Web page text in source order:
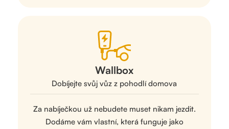
Wallbox
Dobíjejte svůj vůz z pohodlí domova
Za nabíječkou už nebudete muset nikam jezdit.
Dodáme vám vlastní, která funguje jako